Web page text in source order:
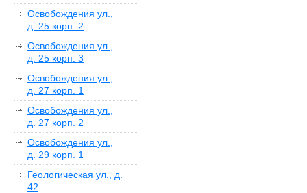
Освобождения ул.,
д. 25 корп. 2
Освобождения ул.,
д. 25 корп. 3
Освобождения ул.,
д. 27 корп. 1
Освобождения ул.,
д. 27 корп. 2
Освобождения ул.,
д. 29 корп. 1
Геологическая ул., д.
42